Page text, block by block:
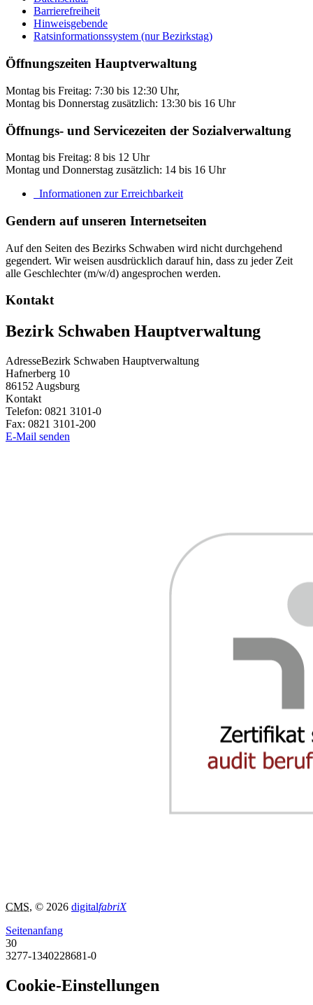
Barrierefreiheit
Hinweisgebende
Ratsinformationssystem (nur Bezirkstag)
Öffnungszeiten Hauptverwaltung
Montag bis Freitag: 7:30 bis 12:30 Uhr,
Montag bis Donnerstag zusätzlich: 13:30 bis 16 Uhr
Öffnungs- und Servicezeiten der Sozialverwaltung
Montag bis Freitag: 8 bis 12 Uhr
Montag und Donnerstag zusätzlich: 14 bis 16 Uhr
Informationen zur Erreichbarkeit
Gendern auf unseren Internetseiten
Auf den Seiten des Bezirks Schwaben wird nicht durchgehend
gegendert. Wir weisen ausdrücklich darauf hin, dass zu jeder Zeit
alle Geschlechter (m/w/d) angesprochen werden.
Kontakt
Bezirk Schwaben Hauptverwaltung
AdresseBezirk Schwaben Hauptverwaltung
Hafnerberg 10
86152 Augsburg
Kontakt
Telefon: 0821 3101-0
Fax: 0821 3101-200
E-Mail senden
CMS, © 2026 digitalfabriX
Seitenanfang
30
3277-1340228681-0
Cookie-Einstellungen